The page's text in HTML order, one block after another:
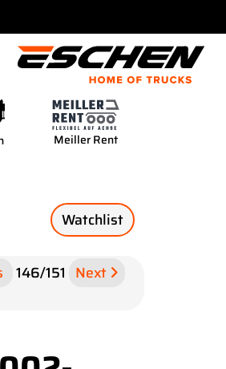
Meiller Rent
Watchlist
146/151 Next